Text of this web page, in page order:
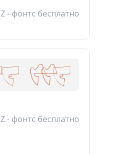
Z - фонтс бесплатно
Z - фонтс бесплатно